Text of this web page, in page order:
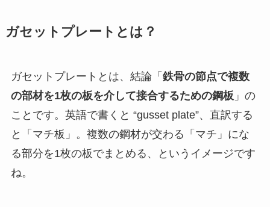
ガセットプレートとは？
ガセットプレートとは、結論「 鉄骨の節点で複数
の部材を1枚の板を介して接合するための鋼板 」の
ことです。英語で書くと “gusset plate”、直訳する
と「マチ板」。複数の鋼材が交わる「マチ」にな
る部分を1枚の板でまとめる、というイメージです
ね。